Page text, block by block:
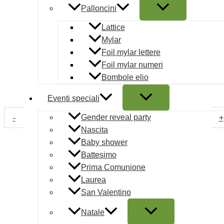
Palloncini
Lattice
Mylar
Foil mylar lettere
Foil mylar numeri
Bombole elio
Eventi speciali
Gender reveal party
Nascita
Baby shower
Battesimo
Prima Comunione
Laurea
San Valentino
Natale
di grandi dimensioni o come decorazione di vetrine e
(metallizzato, lucido o a specchio) che
brillantezza, rendendo la caramella un elemento di lusso.
Perfetto per il tema “Candy Christmas”
aggiungendo un tocco di eleganza insolita.
-
Addobbo Candy Metal 24 x 3 x 39 cm quantità +
AGGIUNGI AL CARRELLO
070913 Categoria:Addobbi e Decorazioni
decoro metal, MULTICOLOR Marchio:
Addobbi e Decorazioni
Pagamenti sicuri